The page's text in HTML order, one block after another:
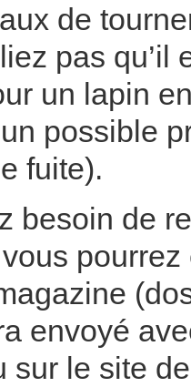
de
pas qu’il
un lapin
possible
fuite).
besoin de
pourrez
envoyé
sur le site